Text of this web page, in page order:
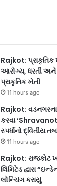
Rajkot:
આરોગ્ય, ધરતી અને
પ્રાકૃતિક ખેતી
11 hours ago
Rajkot:
કરવા
સ્પર્ધાનો દ્વિતીય
11 hours ago
Rajkot: રાજકોટ
લિમિટેડ દ્વારા
લોન્ચિંગ કરાયું